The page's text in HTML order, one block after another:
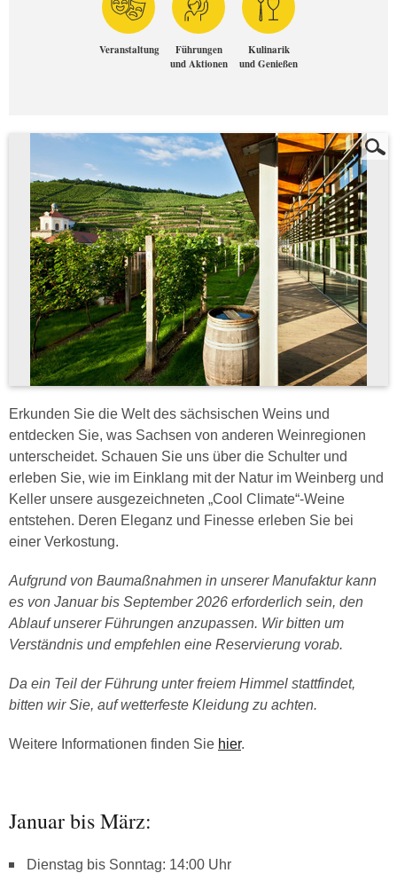
Veranstaltung
Führungen
und Aktionen
Kulinarik
und Genießen
Erkunden Sie die Welt des sächsischen Weins und
entdecken Sie, was Sachsen von anderen Weinregionen
unterscheidet. Schauen Sie uns über die Schulter und
erleben Sie, wie im Einklang mit der Natur im Weinberg und
Keller unsere ausgezeichneten „Cool Climate“-Weine
entstehen. Deren Eleganz und Finesse erleben Sie bei
einer Verkostung.
Aufgrund von Baumaßnahmen in unserer Manufaktur kann
es von Januar bis September 2026 erforderlich sein, den
Ablauf unserer Führungen anzupassen. Wir bitten um
Verständnis und empfehlen eine Reservierung vorab.
Da ein Teil der Führung unter freiem Himmel stattfindet,
bitten wir Sie, auf wetterfeste Kleidung zu achten.
Weitere Informationen finden Sie hier.
Januar bis März:
Dienstag bis Sonntag: 14:00 Uhr